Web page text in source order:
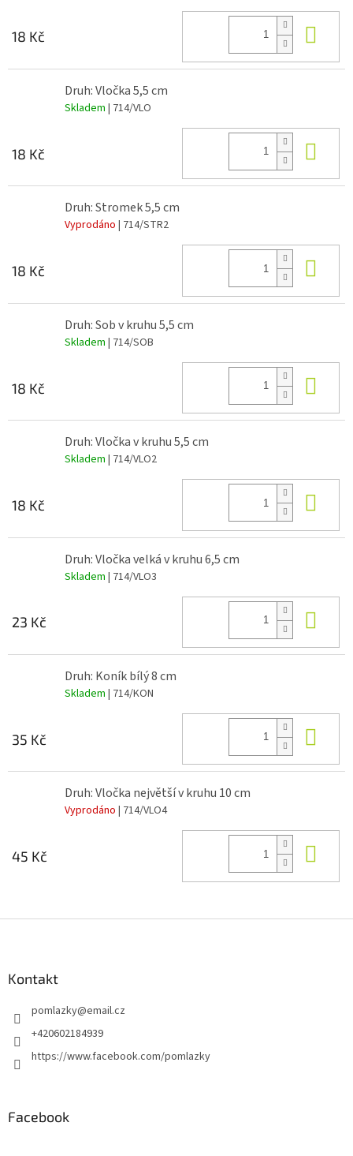
18 Kč
Druh: Vločka 5,5 cm
Skladem | 714/VLO
18 Kč
Druh: Stromek 5,5 cm
Vyprodáno | 714/STR2
18 Kč
Druh: Sob v kruhu 5,5 cm
Skladem | 714/SOB
18 Kč
Druh: Vločka v kruhu 5,5 cm
Skladem | 714/VLO2
18 Kč
Druh: Vločka velká v kruhu 6,5 cm
Skladem | 714/VLO3
23 Kč
Druh: Koník bílý 8 cm
Skladem | 714/KON
35 Kč
Druh: Vločka největší v kruhu 10 cm
Vyprodáno | 714/VLO4
45 Kč
Kontakt
pomlazky@email.cz
+420602184939
https://www.facebook.com/pomlazky
Facebook